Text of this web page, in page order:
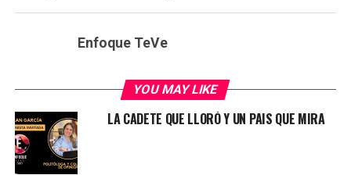
Enfoque TeVe
YOU MAY LIKE
LA CADETE QUE LLORÓ Y UN PAIS QUE MIRA